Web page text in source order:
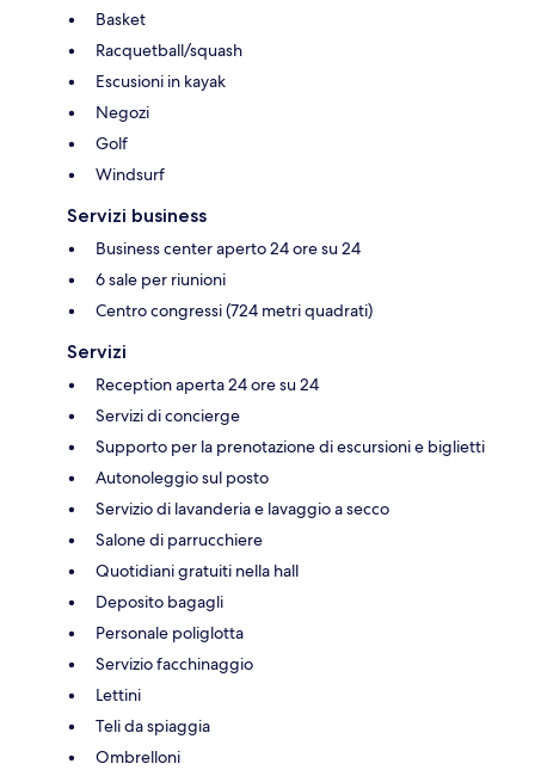
Basket
Racquetball/squash
Escusioni in kayak
Negozi
Golf
Windsurf
Servizi business
Business center aperto 24 ore su 24
6 sale per riunioni
Centro congressi (724 metri quadrati)
Servizi
Reception aperta 24 ore su 24
Servizi di concierge
Supporto per la prenotazione di escursioni e biglietti
Autonoleggio sul posto
Servizio di lavanderia e lavaggio a secco
Salone di parrucchiere
Quotidiani gratuiti nella hall
Deposito bagagli
Personale poliglotta
Servizio facchinaggio
Lettini
Teli da spiaggia
Ombrelloni